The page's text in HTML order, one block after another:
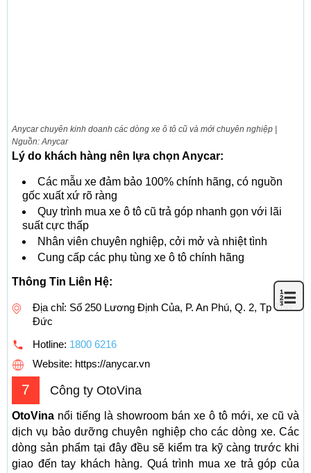
Anycar chuyên kinh doanh các dòng xe ô tô cũ và mới chuyên nghiệp |
Nguồn: Anycar
Lý do khách hàng nên lựa chọn Anycar:
Các mẫu xe đảm bảo 100% chính hãng, có nguồn
gốc xuất xứ rõ ràng
Quy trình mua xe ô tô cũ trả góp nhanh gọn với lãi
suất cực thấp
Nhân viên chuyên nghiệp, cởi mở và nhiệt tình
Cung cấp các phụ tùng xe ô tô chính hãng
Thông Tin Liên Hệ:
Địa chỉ: Số 250 Lương Định Của, P. An Phú, Q. 2, Tp Thủ
Đức
Hotline: 1800 6216
Website: https://anycar.vn
7 Công ty OtoVina
OtoVina nổi tiếng là showroom bán xe ô tô mới, xe cũ và
dịch vụ bảo dưỡng chuyên nghiệp cho các dòng xe. Các
dòng sản phẩm tại đây đều sẽ kiểm tra kỹ càng trước khi
giao đến tay khách hàng. Quá trình mua xe trả góp của